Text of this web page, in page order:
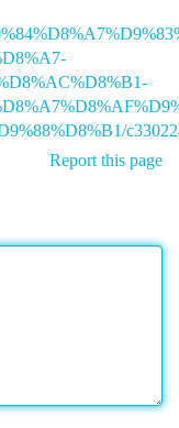
Report this page